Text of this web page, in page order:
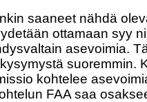
saaneet nähdä
ottamaan syy
asevoimia.
suoremmin.
kohtelee
FAA saa